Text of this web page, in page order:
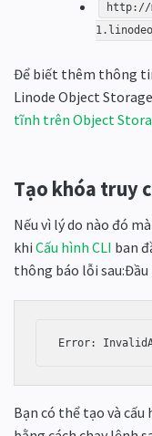
http://
Để biết thêm thông
Linode Object
tĩnh trên Object
Tạo khóa truy
Nếu vì lý do nào đó
khi Cấu hình CLI ban
thông báo lỗi sau:Đầu
Bạn có thể tạo và